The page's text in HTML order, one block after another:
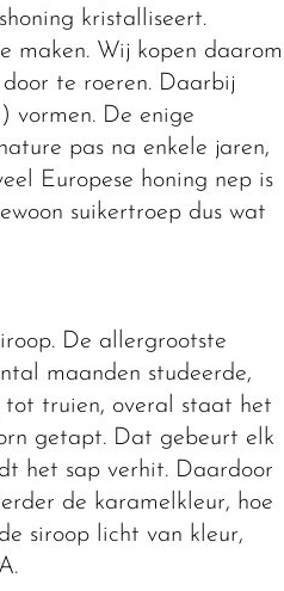
kristalliseert.
maken. Wij kopen daarom
te roeren. Daarbij
vormen. De enige
pas na enkele jaren,
Europese honing nep is
suikertroep dus wat
De allergrootste
maanden studeerde,
tot truien, overal staat het
getapt. Dat gebeurt elk
het sap verhit. Daardoor
de karamelkleur, hoe
siroop licht van kleur,